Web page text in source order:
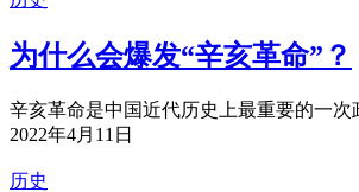
为什么会爆发“辛亥革命”？
辛亥革命是中国近代历史上最重要的一
2022年4月11日
历史